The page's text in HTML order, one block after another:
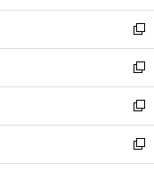
開
く
ウ
で
開
く
ン
ド
ウ
で
開
く
新
し
い
ウ
ィ
ン
ド
ウ
新
し
い
ウ
ィ
ン
新
し
い
ウ
新
し